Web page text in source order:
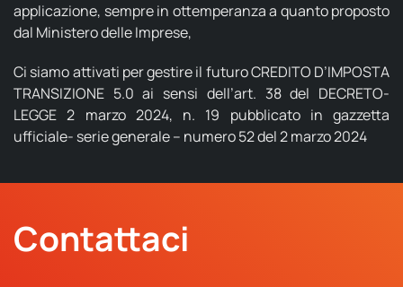
applicazione, sempre in ottemperanza a quanto proposto
dal Ministero delle Imprese,
Ci siamo attivati per gestire il futuro CREDITO D’IMPOSTA
TRANSIZIONE 5.0 ai sensi dell’art. 38 del DECRETO-
LEGGE 2 marzo 2024, n. 19 pubblicato in gazzetta
ufficiale- serie generale – numero 52 del 2 marzo 2024
Contattaci